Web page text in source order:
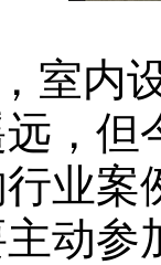
室内
，但
业
动参